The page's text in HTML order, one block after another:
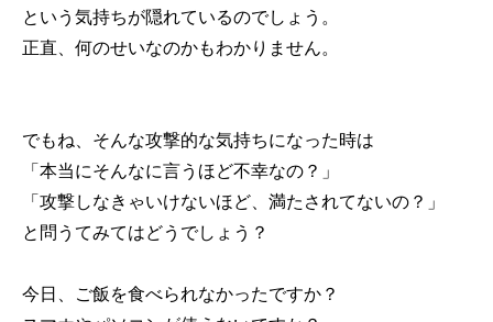
という気持ちが隠れているのでしょう。
正直、何のせいなのかもわかりません。
でもね、そんな攻撃的な気持ちになった時は
「本当にそんなに言うほど不幸なの？」
「攻撃しなきゃいけないほど、満たされてないの？」
と問うてみてはどうでしょう？
今日、ご飯を食べられなかったですか？